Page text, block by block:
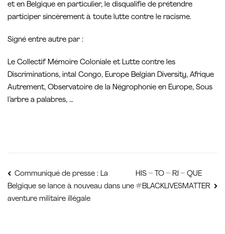
et en Belgique en particulier, le disqualifie de prétendre
participer sincèrement à toute lutte contre le racisme.
Signé entre autre par :
Le Collectif Mémoire Coloniale et Lutte contre les
Discriminations, intal Congo, Europe Belgian Diversity, Afrique
Autrement, Observatoire de la Négrophonie en Europe, Sous
l’arbre a palabres, …
Navigation
de
Communiqué de presse : La
Belgique se lance à nouveau dans une
aventure militaire illégale
HIS – TO – RI – QUE
#BLACKLIVESMATTER